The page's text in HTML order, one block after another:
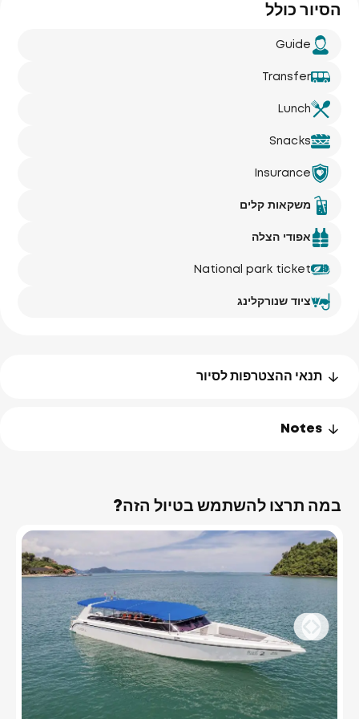
הסיור כולל
Guide
Transfer
Lunch
Snacks
Insurance
משקאות קלים
אפודי הצלה
National park ticket
ציוד שנורקלינג
תנאי ההצטרפות לסיור
Notes
במה תרצו להשתמש בטיול הזה?